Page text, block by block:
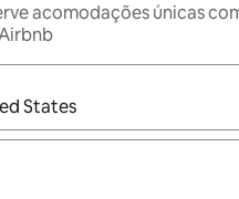
acomodações únicas
estiverem disponíveis,